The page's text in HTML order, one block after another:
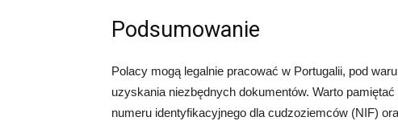
Podsumowanie
Polacy mogą legalnie pracować w Portugalii, pod
uzyskania niezbędnych dokumentów. Warto
numeru identyfikacyjnego dla cudzoziemców (NIF)